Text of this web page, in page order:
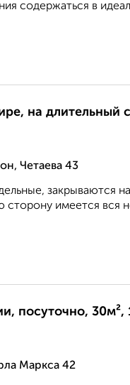
содержаться в
на длительный
Четаева 43
закрываются
имеется вся
посуточно, 30м²,
Маркса 42